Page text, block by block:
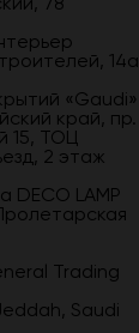
14а
«Gaudi»
край, пр.
15, ТОЦ
2 этаж
DECO LAMP
Trading
Saudi